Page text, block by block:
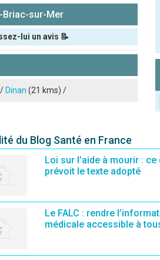
Briac-sur-Mer
lui un avis 📝
soit publié sur le site.)
Dinan (21 kms) /
du Blog Santé en France
Loi sur l’aide à mourir : ce
prévoit le texte adopté
Le FALC : rendre
médicale accessible à